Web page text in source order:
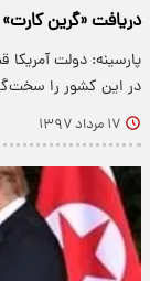
دریافت «گرین
پارسینه: دولت
در این کشور را
۱۷ مرداد ۱۳۹۷